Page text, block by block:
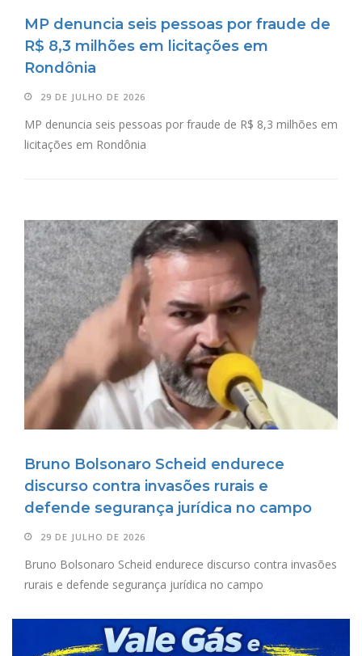
MP denuncia seis pessoas por fraude de
R$ 8,3 milhões em licitações em
Rondônia
29 DE JULHO DE 2026
MP denuncia seis pessoas por fraude de R$ 8,3 milhões em
licitações em Rondônia
Bruno Bolsonaro Scheid endurece
discurso contra invasões rurais e
defende segurança jurídica no campo
29 DE JULHO DE 2026
Bruno Bolsonaro Scheid endurece discurso contra invasões
rurais e defende segurança jurídica no campo